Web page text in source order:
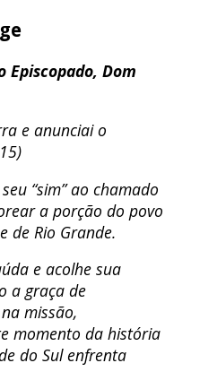
Episcopado, Dom
e anunciai o
“sim” ao chamado
a porção do povo
de Rio Grande.
e acolhe sua
a graça de
missão,
momento da história
do Sul enfrenta